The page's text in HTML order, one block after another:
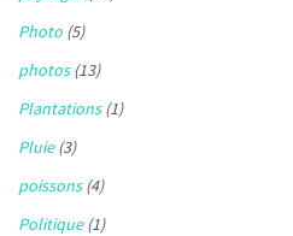
Photo (5)
photos(13)
Plantations(1)
Pluie(3)
poissons(4)
Politique(1)